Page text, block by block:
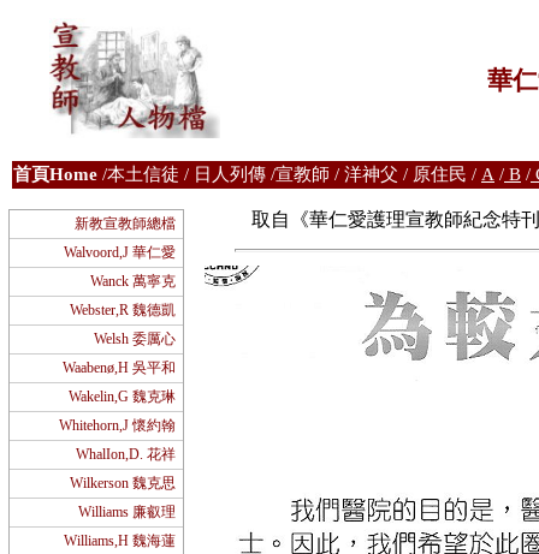
華
首頁Home /本土信徒 / 日人列傳 /宣教師 / 洋神父 / 原住民 / A / B /
新教宣教師總檔
Walvoord,J 華仁愛
Wanck 萬寧克
Webster,R 魏德凱
Welsh 委厲心
Waabenø,H 吳平和
Wakelin,G 魏克琳
Whitehorn,J 懷約翰
WhalIon,D. 花祥
Wilkerson 魏克思
Williams 廉叡理
Williams,H 魏海蓮
取自《華仁愛護理宣教師紀念特